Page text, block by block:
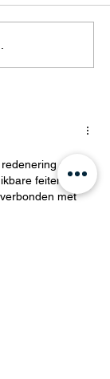
niet
feiten.
met